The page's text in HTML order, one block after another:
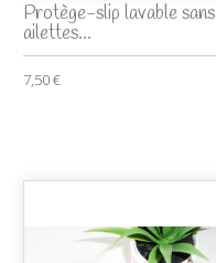
Protège-slip lavable sans
ailettes...
7,50 €